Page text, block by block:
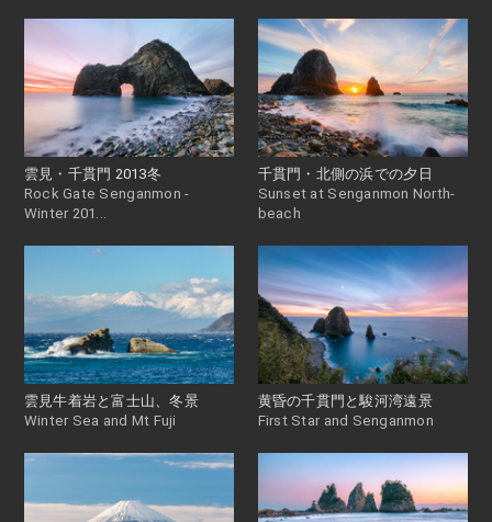
雲見・千貫門 2013冬
Rock Gate Senganmon -
Winter 201...
千貫門・北側の浜での夕日
Sunset at Senganmon North-
beach
雲見牛着岩と富士山、冬景
Winter Sea and Mt Fuji
黄昏の千貫門と駿河湾遠景
First Star and Senganmon